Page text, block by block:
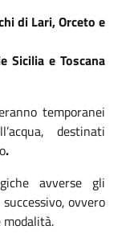
di Lari, Orceto e
Sicilia e Toscana
temporanei
destinati
.
avverse gli
ovvero
modalità.